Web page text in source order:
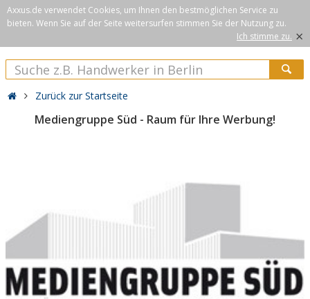
Axxus.de verwendet Cookies, um Ihnen den bestmöglichen Service zu
bieten. Wenn Sie auf der Seite weitersurfen stimmen Sie der Nutzung zu.
Ich stimme zu. ×
Zurück zur Startseite
Mediengruppe Süd - Raum für Ihre Werbung!